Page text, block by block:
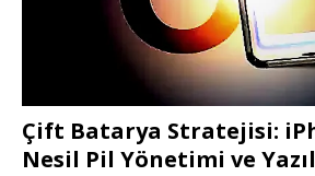
Çift Batarya Stratejisi:
Nesil Pil Yönetimi ve